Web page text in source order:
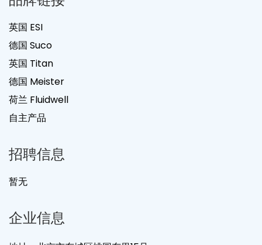
英国 ESI
德国 Suco
英国 Titan
德国 Meister
荷兰 Fluidwell
自主产品
招聘信息
暂无
企业信息